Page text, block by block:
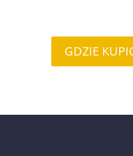
GDZIE